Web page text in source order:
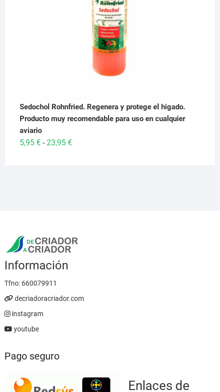
Sedochol Rohnfried. Regenera y protege el higado.
Producto muy recomendable para uso en cualquier
aviario
5,95 € - 23,95 €Rango
Información
Tfno: 660079911
decriadoracriador.com
instagram
youtube
Pago seguro
Enlaces de